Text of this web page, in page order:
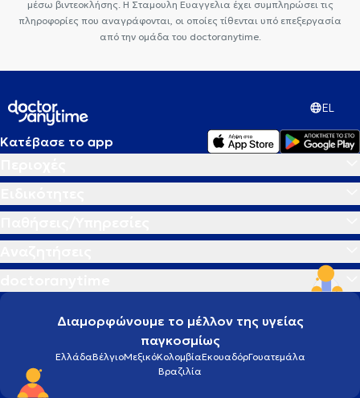
μέσω βιντεοκλήσης. Η Σταμουλη Ευαγγελια έχει συμπληρώσει τις
πληροφορίες που αναγράφονται, οι οποίες τίθενται υπό επεξεργασία
από την ομάδα του doctoranytime.
EL
Κατέβασε το app
Διαμορφώνουμε το μέλλον της υγείας
παγκοσμίως
ΕλλάδαΒέλγιοΜεξικόΚολομβίαΕκουαδόρΓουατεμάλα
Βραζιλία